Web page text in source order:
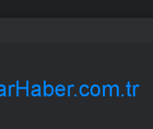
tarihi rekor: 24 saatten fazla